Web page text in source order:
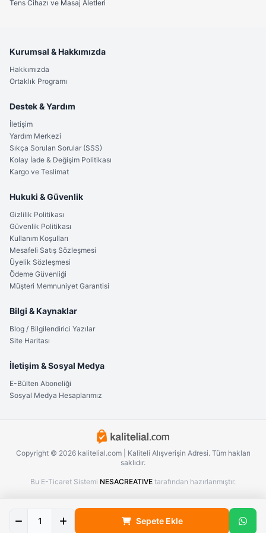
Temizlik ve Bakım
temizleyebilirsiniz.
Başlık Değişimi:
ayda bir Braun 21B yedek başlık ile değiştirmeniz önerilir.
Kalitelial.com ile Güvendesiniz:
kutulu, sıfır ve
sepetinize ekleyin, pürüzsüz bir cilde kavuşun!
Sepete Ekle
Tens Cihazı ve Masaj Aletleri
Kurumsal & Hakkımızda
Hakkımızda
Ortaklık Programı
Destek & Yardım
İletişim
Yardım Merkezi
Sıkça Sorulan Sorular (SSS)
Kolay İade & Değişim Politikası
Kargo ve Teslimat
Hukuki & Güvenlik
Gizlilik Politikası
Güvenlik Politikası
Kullanım Koşulları
Mesafeli Satış Sözleşmesi
Üyelik Sözleşmesi
Ödeme Güvenliği
Müşteri Memnuniyet Garantisi
Bilgi & Kaynaklar
Blog / Bilgilendirici Yazılar
Site Haritası
İletişim & Sosyal Medya
E-Bülten Aboneliği
Sosyal Medya Hesaplarımız
Copyright © 2026 kalitelial.com | Kaliteli Alışverişin Adresi. Tüm hakları
saklıdır.
Bu E-Ticaret Sistemi NESACREATIVE tarafından hazırlanmıştır.